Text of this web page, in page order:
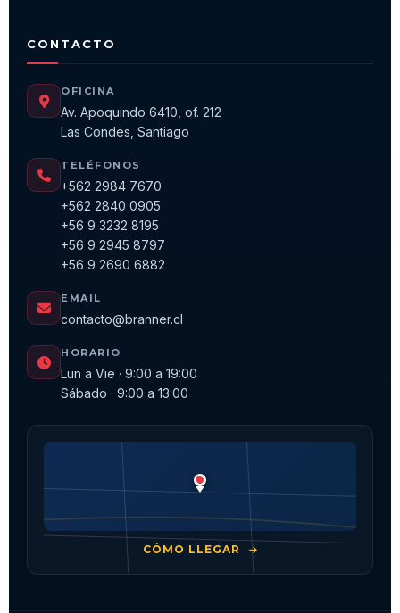
CONTACTO
OFICINA
Av. Apoquindo 6410, of. 212
Las Condes, Santiago
TELÉFONOS
+562 2984 7670
+562 2840 0905
+56 9 3232 8195
+56 9 2945 8797
+56 9 2690 6882
EMAIL
contacto@branner.cl
HORARIO
Lun a Vie · 9:00 a 19:00
Sábado · 9:00 a 13:00
CÓMO LLEGAR